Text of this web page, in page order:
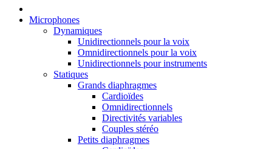
Microphones
Dynamiques
Unidirectionnels pour la voix
Omnidirectionnels pour la voix
Unidirectionnels pour instruments
Statiques
Grands diaphragmes
Cardioïdes
Omnidirectionnels
Directivités variables
Couples stéréo
Petits diaphragmes